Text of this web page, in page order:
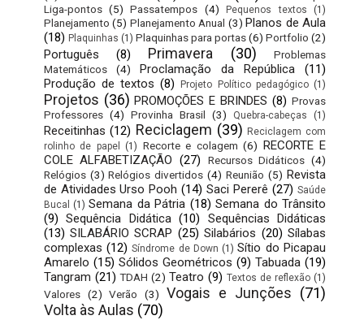
Liga-pontos (5) Passatempos (4) Pequenos textos (1)
Planejamento (5) Planejamento Anual (3) Planos de Aula
(18) Plaquinhas (1) Plaquinhas para portas(6) Portfolio (2)
Português (8) Primavera (30)
Problemas
Matemáticos
(4) Proclamação da República
(11)
Produção de textos (8) Projeto Político pedagógico (1)
Projetos (36) PROMOÇÕES E BRINDES (8) Provas
Professores (4) Provinha Brasil (3) Quebra-cabeças (1)
Receitinhas (12) Reciclagem (39) Reciclagem com
rolinho de papel
(1) Recorte e colagem (6) RECORTE E
COLE ALFABETIZAÇÃO (27) Recursos Didáticos (4)
Relógios (3) Relógios divertidos (4) Reunião (5) Revista
de Atividades Urso Pooh (14) Saci Pererê (27) Saúde
Bucal
(1) Semana da Pátria (18) Semana do Trânsito
(9) Sequência Didática (10)
Sequências Didáticas
(13) SILABÁRIO SCRAP (25) Silabários (20) Sílabas
complexas (12) Síndrome de Down (1) Sítio do Picapau
Amarelo (15) Sólidos Geométricos (9) Tabuada (19)
Tangram (21) TDAH (2) Teatro (9) Textos de reflexão (1)
Valores (2) Verão (3) Vogais e Junções (71)
Volta às Aulas (70)